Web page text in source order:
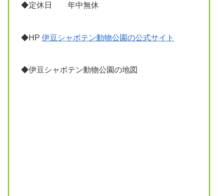
◆定休日 年中無休
◆HP 伊豆シャボテン動物公園の公式サイト
◆伊豆シャボテン動物公園の地図